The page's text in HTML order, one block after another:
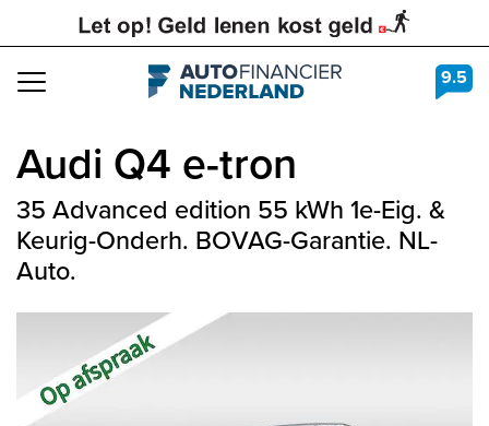
Navigation 9.5
Audi Q4 e-tron
35 Advanced edition 55 kWh 1e-Eig. &
Keurig-Onderh. BOVAG-Garantie. NL-
Auto.